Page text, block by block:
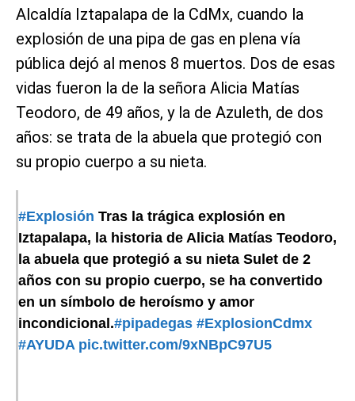
Alcaldía Iztapalapa de la CdMx, cuando la
explosión de una pipa de gas en plena vía
pública dejó al menos 8 muertos. Dos de esas
vidas fueron la de la señora Alicia Matías
Teodoro, de 49 años, y la de Azuleth, de dos
años: se trata de la abuela que protegió con
su propio cuerpo a su nieta.
#Explosión Tras la trágica explosión en
Iztapalapa, la historia de Alicia Matías Teodoro,
la abuela que protegió a su nieta Sulet de 2
años con su propio cuerpo, se ha convertido
en un símbolo de heroísmo y amor
incondicional.#pipadegas #ExplosionCdmx
#AYUDA pic.twitter.com/9xNBpC97U5